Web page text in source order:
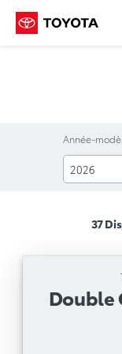
Année-
37
Double